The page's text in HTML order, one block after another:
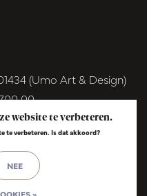
(Umo Art & Design)
00
Design |
website te verbeteren.
te verbeteren. Is dat akkoord?
NEE